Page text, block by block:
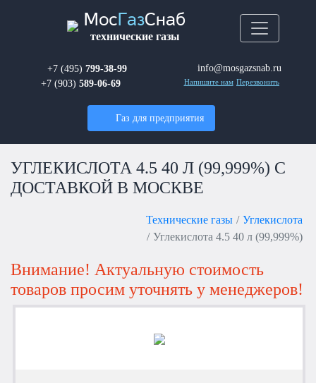
Мос ГазСнаб
технические газы
+7 (495) 799-38-99
+7 (903) 589-06-69
info@mosgazsnab.ru
Напишите нам Перезвонить
Газ для предприятия
УГЛЕКИСЛОТА 4.5 40 Л (99,999%) С
ДОСТАВКОЙ В МОСКВЕ
Технические газы
Углекислота
Углекислота 4.5 40 л (99,999%)
Внимание! Актуальную стоимость
товаров просим уточнять у менеджеров!